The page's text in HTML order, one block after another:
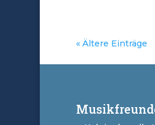
« Ältere Einträge